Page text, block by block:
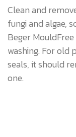
Clean and
fungi and algae,
Beger
washing. For old
seals, it should
one.